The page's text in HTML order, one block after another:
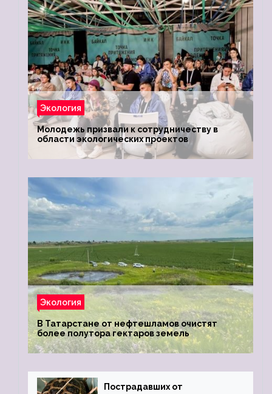
Экология
Молодежь призвали к сотрудничеству в
области экологических проектов
Экология
В Татарстане от нефтешламов очистят
более полутора гектаров земель
Пострадавших от